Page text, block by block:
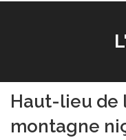
Haut-lieu de
montagne